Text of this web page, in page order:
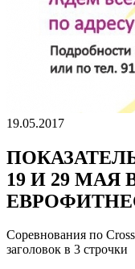
19.05.2017
19 И 29 МАЯ
Соревнования по
заголовок в 3 строчки